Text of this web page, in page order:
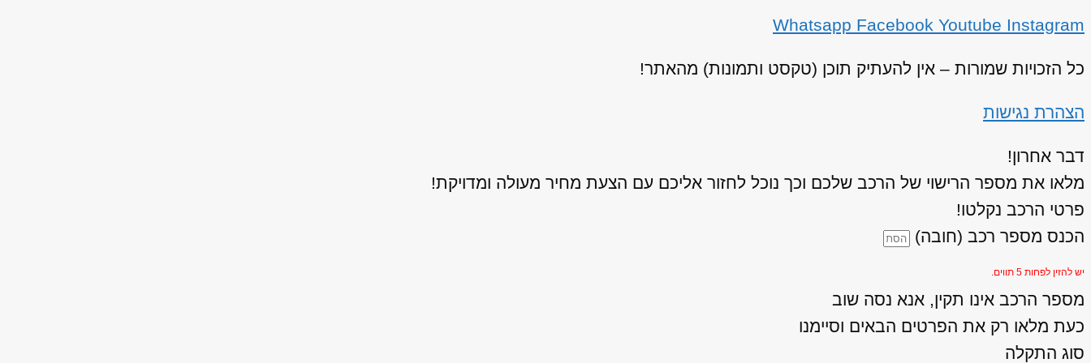
Whatsapp Facebook Youtube Instagram
כל הזכויות שמורות – אין להעתיק תוכן (טקסט ותמונות) מהאתר!
הצהרת נגישות
דבר אחרון!
מלאו את מספר הרישוי של הרכב שלכם וכך נוכל לחזור אליכם עם הצעת מחיר מעולה ומדויקת!
פרטי הרכב נקלטו!
הכנס מספר רכב (חובה)
יש להזין לפחות 5 תווים.
מספר הרכב אינו תקין, אנא נסה שוב
כעת מלאו רק את הפרטים הבאים וסיימנו
סוג התקלה